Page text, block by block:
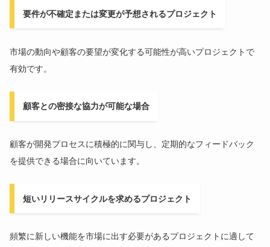
要件が不確定または変更が予想されるプロジェクト
市場の動向や顧客の要望が変化する可能性が高いプロジェクトで
有効です。
顧客との密接な協力が可能な場合
顧客が開発プロセスに積極的に関与し、定期的なフィードバック
を提供できる場合に向いています。
短いリリースサイクルを求めるプロジェクト
頻繁に新しい機能を市場に出す必要があるプロジェクトに適して